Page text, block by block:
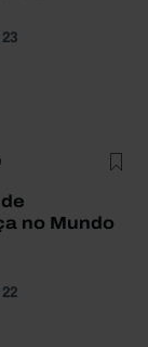
no Mundo